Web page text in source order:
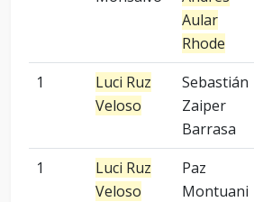
Aular
Rhode
1
Luci Ruz
Veloso
Sebastián
Zaiper
Barrasa
1
Luci Ruz
Veloso
Paz
Montuani